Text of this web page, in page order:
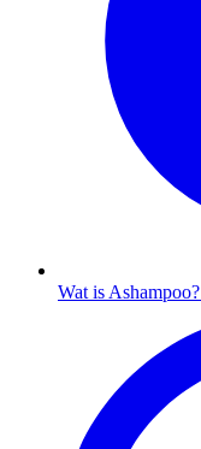
Wat is Ashampoo?